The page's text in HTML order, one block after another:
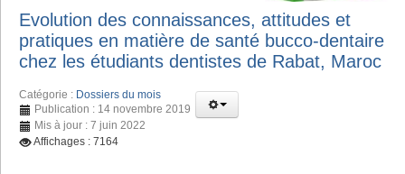
Evolution des connaissances, attitudes et
pratiques en matière de santé bucco-dentaire
chez les étudiants dentistes de Rabat, Maroc
Catégorie : Dossiers du mois
Publication : 14 novembre 2019
Mis à jour : 7 juin 2022
Affichages : 7164